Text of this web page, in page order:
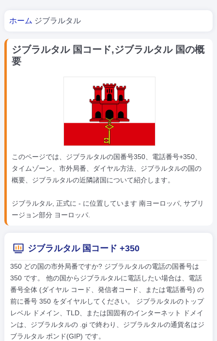
あなたはここにいる
ホーム ジブラルタル
ジブラルタル 国コード,ジブラルタル 国の概
要
このページでは、ジブラルタルの国番号350、電話番号+350、
タイムゾーン、市外局番、ダイヤル方法、ジブラルタルの国の
概要、ジブラルタルの近隣諸国について紹介します。
ジブラルタル, 正式に - に位置しています 南ヨーロッパ, サブリ
ージョン部分 ヨーロッパ.
ジブラルタル 国コード +350
350 どの国の市外局番ですか? ジブラルタルの電話の国番号は
350 です。 他の国からジブラルタルに電話したい場合は、電話
番号全体 (ダイヤル コード、発信者コード、または電話番号) の
前に番号 350 をダイヤルしてください。 ジブラルタルのトップ
レベル ドメイン、TLD、または国固有のインターネット ドメイ
ンは、ジブラルタルの .gi で終わり、ジブラルタルの通貨名はジ
ブラルタル ポンド(GIP) です。